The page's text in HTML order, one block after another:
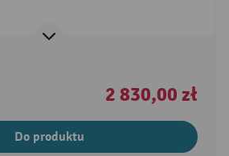
2 830,00 zł
Do produktu